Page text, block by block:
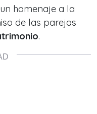
homenaje a la
de las parejas
.